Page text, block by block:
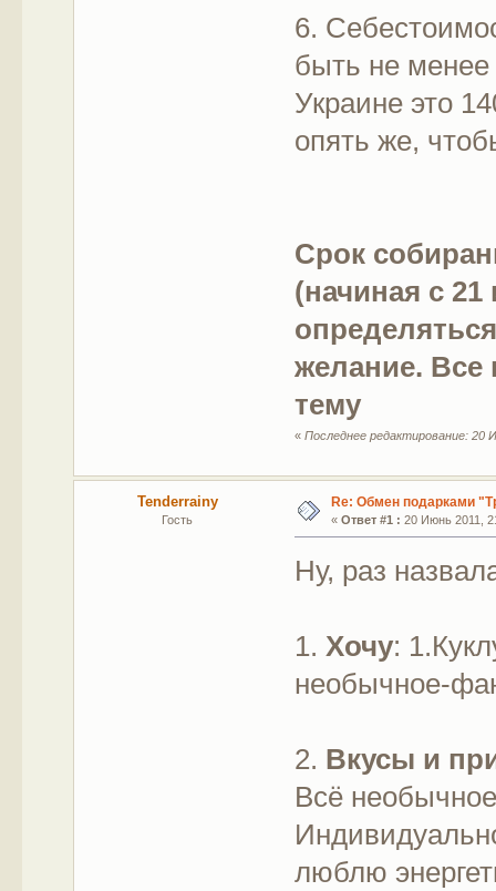
6.
быть не менее
Украине это
опять же,
Срок
(начиная с
желание.
тему
«Последнее редактирование: 20
Tenderrainy
Гость
Re: Обмен подарками
« Ответ #1 : 20 Июнь 2011,
Ну, раз
1. Хочу:
необычное-
2. Вкусы и
Всё
люблю